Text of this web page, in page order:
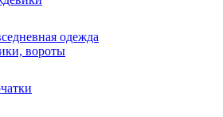
одежда
вороты